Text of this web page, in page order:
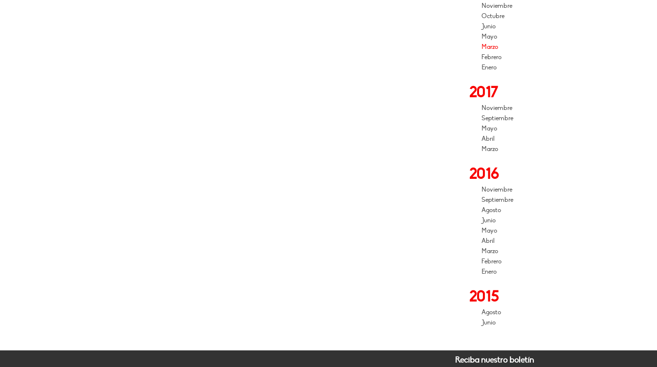
Noviembre
Octubre
Junio
Mayo
Marzo
Febrero
Enero
2017
Noviembre
Septiembre
Mayo
Abril
Marzo
2016
Noviembre
Septiembre
Agosto
Junio
Mayo
Abril
Marzo
Febrero
Enero
2015
Agosto
Junio
Reciba nuestro boletín